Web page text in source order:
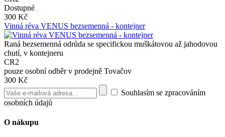
Dostupné
300 Kč
Vinná réva VENUS bezsemenná - kontejner
Raná bezsemenná odrůda se specifickou muškátovou až jahodovou
chutí, v kontejneru
CR2
pouze osobní odběr v prodejně Tovačov
300 Kč
Souhlasím se zpracováním
osobních údajů
O nákupu